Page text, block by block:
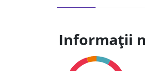
Informații